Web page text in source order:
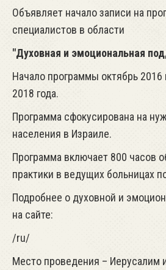
Объявляет начало записи на
специалистов в области
"Духовная и эмоциональная
Начало программы октябрь 2016
2018 года.
Программа сфокусирована на
населения в Израиле.
Программа включает 800 часов
практики в ведущих больницах
Подробнее о духовной и
на сайте:
/ru/
Место проведения – Иерусалим